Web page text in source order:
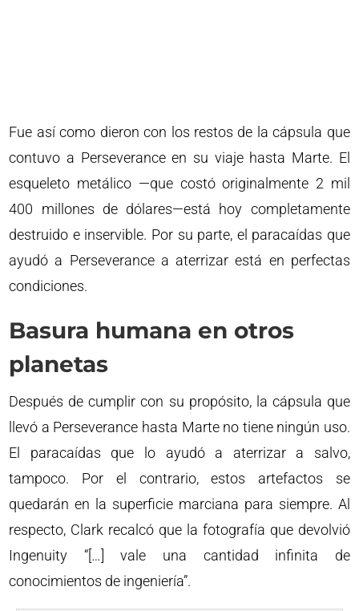
Fue así como dieron con los restos de la cápsula que
contuvo a Perseverance en su viaje hasta Marte. El
esqueleto metálico —que costó originalmente 2 mil
400 millones de dólares—está hoy completamente
destruido e inservible. Por su parte, el paracaídas que
ayudó a Perseverance a aterrizar está en perfectas
condiciones.
Basura humana en otros
planetas
Después de cumplir con su propósito, la cápsula que
llevó a Perseverance hasta Marte no tiene ningún uso.
El paracaídas que lo ayudó a aterrizar a salvo,
tampoco. Por el contrario, estos artefactos se
quedarán en la superficie marciana para siempre. Al
respecto, Clark recalcó que la fotografía que devolvió
Ingenuity “[…] vale una cantidad infinita de
conocimientos de ingeniería”.